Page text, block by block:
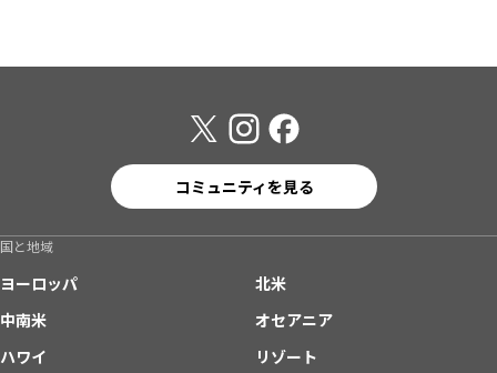
コミュニティを見る
国と地域
ヨーロッパ
北米
中南米
オセアニア
ハワイ
リゾート